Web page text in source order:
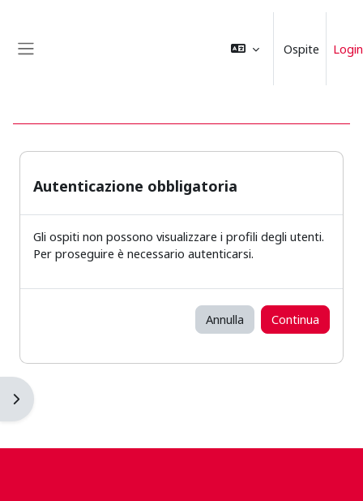
Ospite Login
Apri il cassetto del blocco
Autenticazione obbligatoria
Gli ospiti non possono visualizzare i profili degli utenti.
Per proseguire è necessario autenticarsi.
Annulla Continua